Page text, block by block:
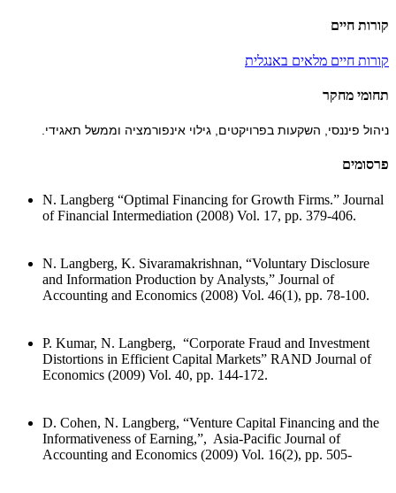
קורות חיים
קורות חיים מלאים באנגלית
תחומי מחקר
ניהול פיננסי, השקעות בפרויקטים, גילוי אינפורמציה וממשל תאגידי.
פרסומים
N. Langberg “Optimal Financing for Growth Firms.” Journal
of Financial Intermediation (2008) Vol. 17, pp. 379-406.
N. Langberg, K. Sivaramakrishnan, “Voluntary Disclosure
and Information Production by Analysts,” Journal of
Accounting and Economics (2008) Vol. 46(1), pp. 78-100.
P. Kumar, N. Langberg, “Corporate Fraud and Investment
Distortions in Efficient Capital Markets” RAND Journal of
Economics (2009) Vol. 40, pp. 144-172.
D. Cohen, N. Langberg, “Venture Capital Financing and the
Informativeness of Earning,”, Asia-Pacific Journal of
Accounting and Economics (2009) Vol. 16(2), pp. 505-